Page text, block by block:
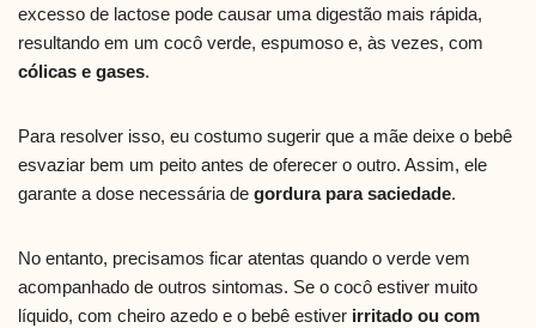
excesso de lactose pode causar uma digestão mais rápida,
resultando em um cocô verde, espumoso e, às vezes, com
cólicas e gases.
Para resolver isso, eu costumo sugerir que a mãe deixe o bebê
esvaziar bem um peito antes de oferecer o outro. Assim, ele
garante a dose necessária de gordura para saciedade.
No entanto, precisamos ficar atentas quando o verde vem
acompanhado de outros sintomas. Se o cocô estiver muito
líquido, com cheiro azedo e o bebê estiver irritado ou com